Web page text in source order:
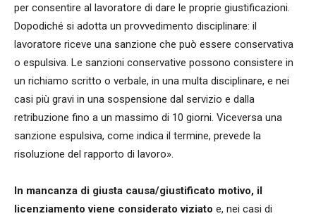
per consentire al lavoratore di dare le proprie giustificazioni.
Dopodiché si adotta un provvedimento disciplinare: il
lavoratore riceve una sanzione che può essere conservativa
o espulsiva. Le sanzioni conservative possono consistere in
un richiamo scritto o verbale, in una multa disciplinare, e nei
casi più gravi in una sospensione dal servizio e dalla
retribuzione fino a un massimo di 10 giorni. Viceversa una
sanzione espulsiva, come indica il termine, prevede la
risoluzione del rapporto di lavoro».
In mancanza di giusta causa/giustificato motivo, il
licenziamento viene considerato viziato e, nei casi di